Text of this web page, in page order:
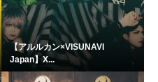
【アルルカン×VISUNAVI
Japan】X...